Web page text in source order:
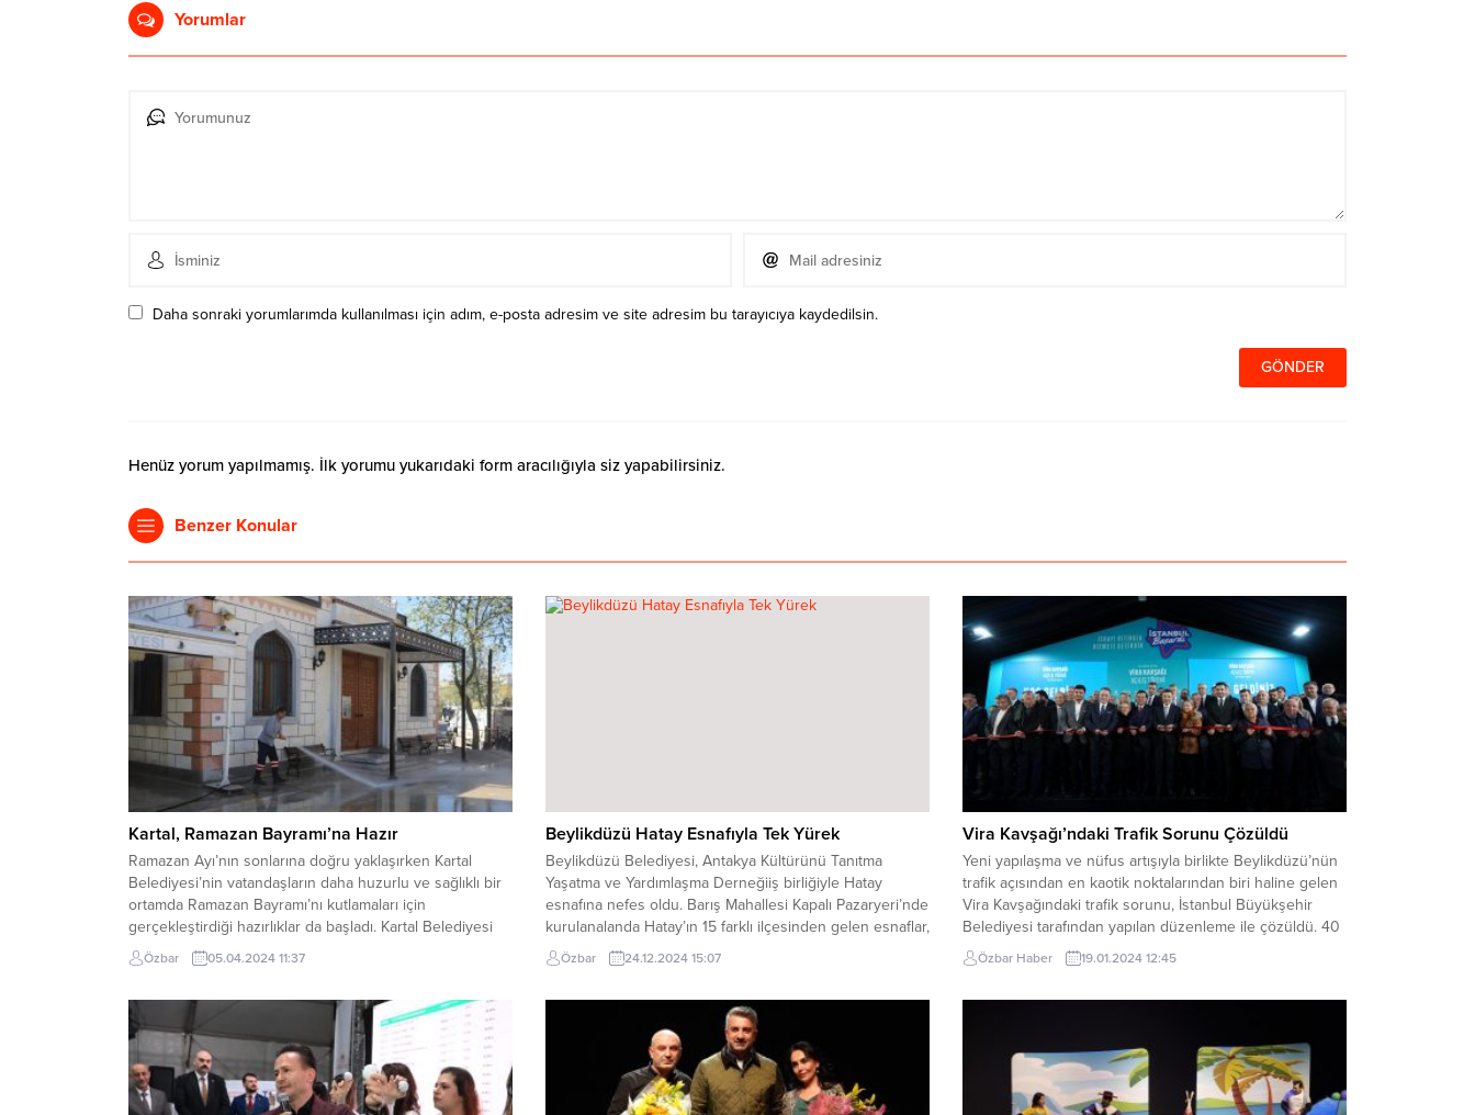
Yorumlar
Daha sonraki yorumlarımda kullanılması için adım, e-posta adresim ve site adresim bu tarayıcıya kaydedilsin.
Henüz yorum yapılmamış. İlk yorumu yukarıdaki form aracılığıyla siz yapabilirsiniz.
Benzer Konular
Kartal, Ramazan Bayramı’na Hazır
Ramazan Ayı’nın sonlarına doğru yaklaşırken Kartal
Belediyesi’nin vatandaşların daha huzurlu ve sağlıklı bir
ortamda Ramazan Bayramı’nı kutlamaları için
gerçekleştirdiği hazırlıklar da başladı. Kartal Belediyesi
Temizlik ve Destek Hizmetleri Müdürlüğü ile Sosyal
Yardım Hizmetleri ekipleri, başta ibadethaneler olmak
başlattı. Kartal’da Ramazan ayı nedeniyle halkın...
Özbar 05.04.2024 11:37
Beylikdüzü Hatay Esnafıyla Tek Yürek
Beylikdüzü Belediyesi, Antakya Kültürünü Tanıtma
Yaşatma ve Yardımlaşma Derneğiiş birliğiyle Hatay
esnafına nefes oldu. Barış Mahallesi Kapalı Pazaryeri’nde
kurulanalanda Hatay’ın 15 farklı ilçesinden gelen esnaflar,
yöresel lezzetlerini ve el işleriniBeylikdüzü’ne
tanıttı.2023 yılında Kahramanmaraş’ta gerçekleşen iki
biriolan Hatay’ı ilk günden bu yana yalnız bırakmayan...
Özbar 24.12.2024 15:07
Vira Kavşağı’ndaki Trafik Sorunu Çözüldü
Yeni yapılaşma ve nüfus artışıyla birlikte Beylikdüzü’nün
trafik açısından en kaotik noktalarından biri haline gelen
Vira Kavşağındaki trafik sorunu, İstanbul Büyükşehir
Belediyesi tarafından yapılan düzenleme ile çözüldü. 40
metre çapında 2 şeritli kavşak, 120 metre 3 şeritli hale
getirilerek bir yıldan kısa bir sürede hizmete açıldı.
Özbar Haber 19.01.2024 12:45